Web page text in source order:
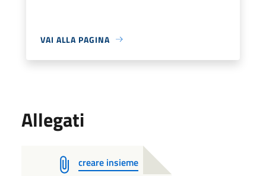
VAI ALLA PAGINA
Allegati
creare insieme